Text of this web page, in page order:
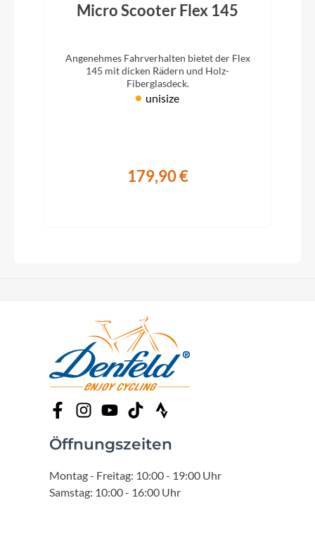
Micro Scooter Flex 145
Angenehmes Fahrverhalten bietet der Flex
145 mit dicken Rädern und Holz-
Fiberglasdeck.
unisize
179,90 €
Öffnungszeiten
Montag - Freitag: 10:00 - 19:00 Uhr
Samstag: 10:00 - 16:00 Uhr